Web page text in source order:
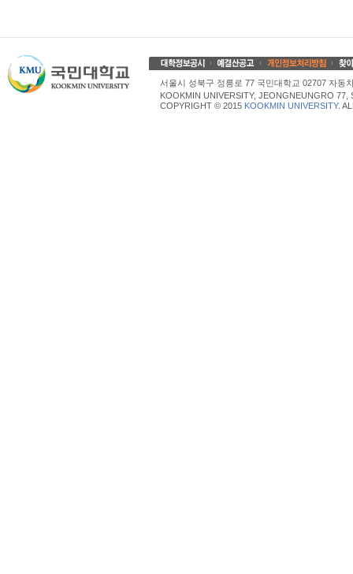
서울시 성북구 정릉로 77 국민대학교 02707 자동
KOOKMIN UNIVERSITY, JEONGNEUNGRO
COPYRIGHT © 2015 KOOKMIN UNIVERSITY.